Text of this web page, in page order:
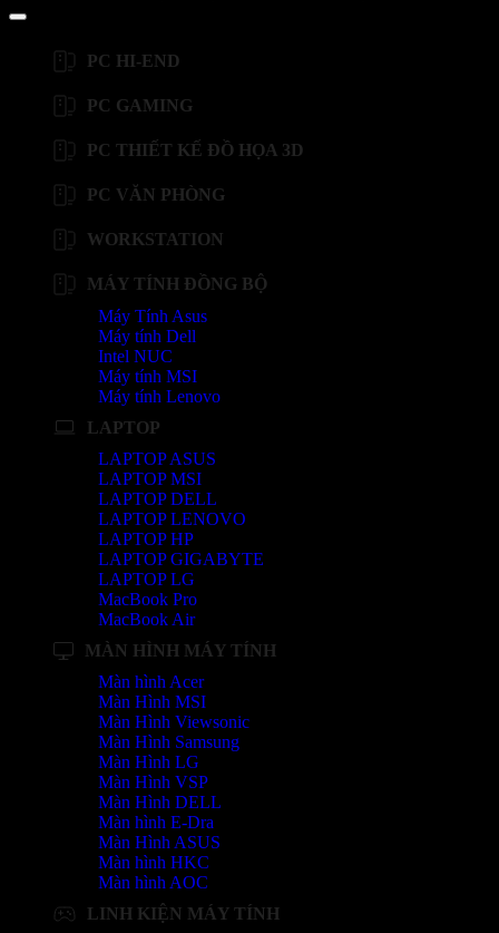
PC HI-END
PC GAMING
PC THIẾT KẾ ĐỒ HỌA 3D
PC VĂN PHÒNG
WORKSTATION
MÁY TÍNH ĐỒNG BỘ
Máy Tính Asus
Máy tính Dell
Intel NUC
Máy tính MSI
Máy tính Lenovo
LAPTOP
LAPTOP ASUS
LAPTOP MSI
LAPTOP DELL
LAPTOP LENOVO
LAPTOP HP
LAPTOP GIGABYTE
LAPTOP LG
MacBook Pro
MacBook Air
MÀN HÌNH MÁY TÍNH
Màn hình Acer
Màn Hình MSI
Màn Hình Viewsonic
Màn Hình Samsung
Màn Hình LG
Màn Hình VSP
Màn Hình DELL
Màn hình E-Dra
Màn Hình ASUS
Màn hình HKC
Màn hình AOC
LINH KIỆN MÁY TÍNH